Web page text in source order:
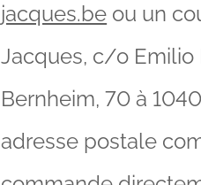
jacques.be ou un
Jacques, c/o Emilio
Bernheim, 70 à
adresse postale